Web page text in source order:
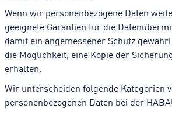
Wenn wir personenbezogene Daten
geeignete Garantien für die
damit ein angemessener Schutz
die Möglichkeit, eine Kopie der
erhalten.
Wir unterscheiden folgende Kategorien
personenbezogenen Daten bei der